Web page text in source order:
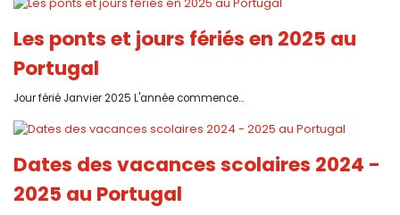
Les ponts et jours fériés en 2025 au
Portugal
Jour férié Janvier 2025 L'année commence...
Dates des vacances scolaires 2024 -
2025 au Portugal